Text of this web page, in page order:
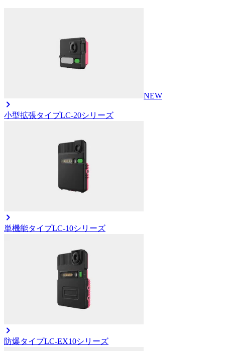
NEW
小型拡張タイプLC-20シリーズ
単機能タイプLC-10シリーズ
防爆タイプLC-EX10シリーズ